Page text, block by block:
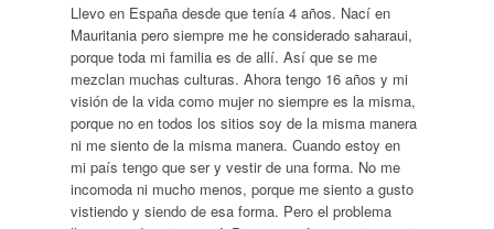
Llevo en España desde que tenía 4 años. Nací en
Mauritania pero siempre me he considerado saharaui,
porque toda mi familia es de allí. Así que se me
mezclan muchas culturas. Ahora tengo 16 años y mi
visión de la vida como mujer no siempre es la misma,
porque no en todos los sitios soy de la misma manera
ni me siento de la misma manera. Cuando estoy en
mi país tengo que ser y vestir de una forma. No me
incomoda ni mucho menos, porque me siento a gusto
vistiendo y siendo de esa forma. Pero el problema